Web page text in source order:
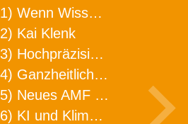
1) Wenn Wissen geht, kann ARNO WERKZEUGE helfen
2) Kai Klenk
3) Hochpräzision in neuer Dimension
4) Ganzheitlicher Ansatz für mehr Effizienz und Produktivität in der Zerspanung
5) Neues AMF Logistikzentrum feierlich eröffnet
6) KI und Klimaschutz im Schaltanlagenbau